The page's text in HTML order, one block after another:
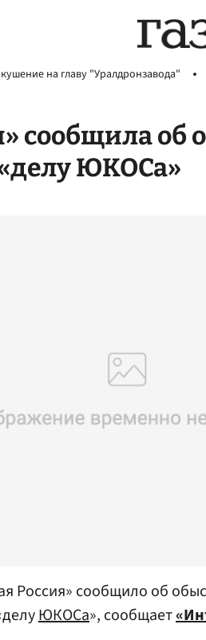
на главу "Уралдронзавода"
сообщила об
ЮКОСа»
Россия» сообщило об
ЮКОСа», сообщает